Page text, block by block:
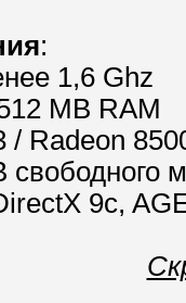
:
1,6 Ghz
MB RAM
/ Radeon
9c,